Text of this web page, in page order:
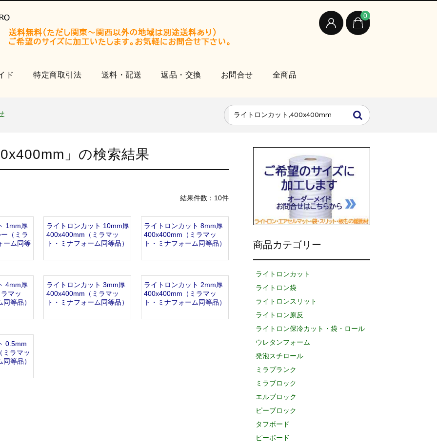
0
ド 特定商取引法 送料・配送 返品・交換 お問合せ 全商品
いたしました。
せ
」の検索結果
結果件数：10件
1mm厚
（ミラ
ーム同等
ライトロンカット 10mm厚
400x400mm（ミラマッ
ト・ミナフォーム同等品）
ライトロンカット 8mm厚
400x400mm（ミラマッ
ト・ミナフォーム同等品）
4mm厚
マッ
等品）
ライトロンカット 3mm厚
400x400mm（ミラマッ
ト・ミナフォーム同等品）
ライトロンカット 2mm厚
400x400mm（ミラマッ
ト・ミナフォーム同等品）
0.5mm
ミラマッ
等品）
商品カテゴリー
ライトロンカット
ライトロン袋
ライトロンスリット
ライトロン原反
ライトロン保冷カット・袋・ロール
ウレタンフォーム
発泡スチロール
ミラプランク
ミラブロック
エルブロック
ピーブロック
タフボード
ピーボード